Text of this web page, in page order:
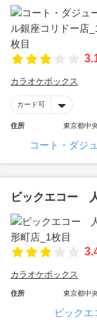
カラオケボックス
カード可
住所 東京都中
コート・ダジ
ビックエコー
カラオケボックス
住所 東京都中
ビック